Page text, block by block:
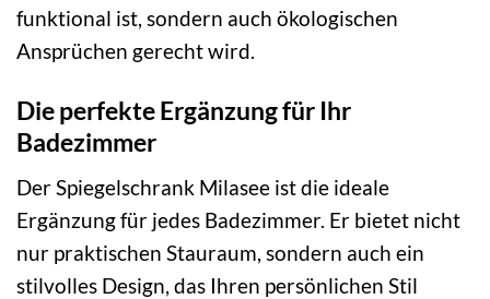
funktional ist, sondern auch ökologischen
Ansprüchen gerecht wird.
Die perfekte Ergänzung für Ihr
Badezimmer
Der Spiegelschrank Milasee ist die ideale
Ergänzung für jedes Badezimmer. Er bietet nicht
nur praktischen Stauraum, sondern auch ein
stilvolles Design, das Ihren persönlichen Stil